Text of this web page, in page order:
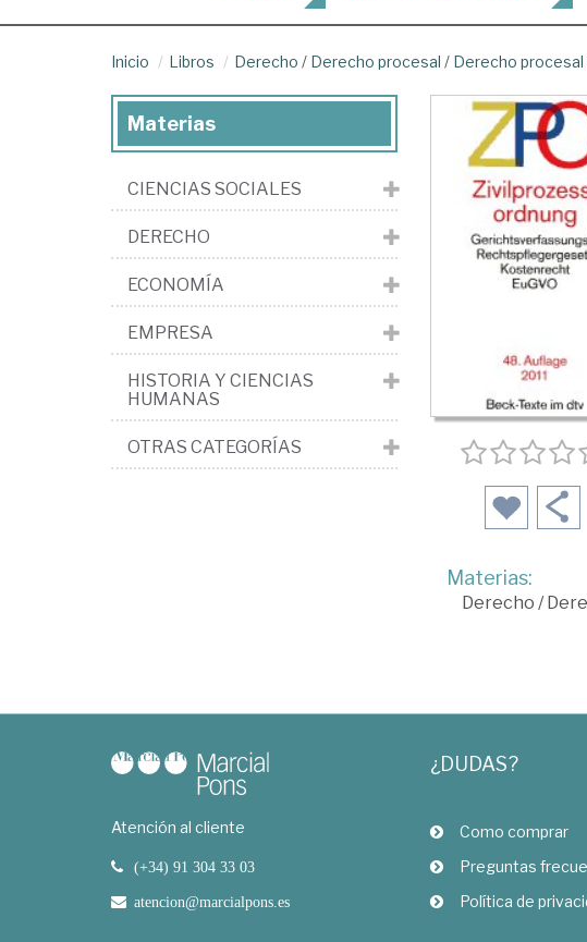
Inicio Libros Derecho / Derecho procesal / Derecho procesal
Materias:
Derecho /
Materias
CIENCIAS SOCIALES
DERECHO
ECONOMÍA
EMPRESA
HISTORIA Y CIENCIAS
HUMANAS
OTRAS CATEGORÍAS
Atención al cliente
(+34) 91 304 33 03
atencion@marcialpons.es
¿DUDAS?
Como comprar
Preguntas
Política de